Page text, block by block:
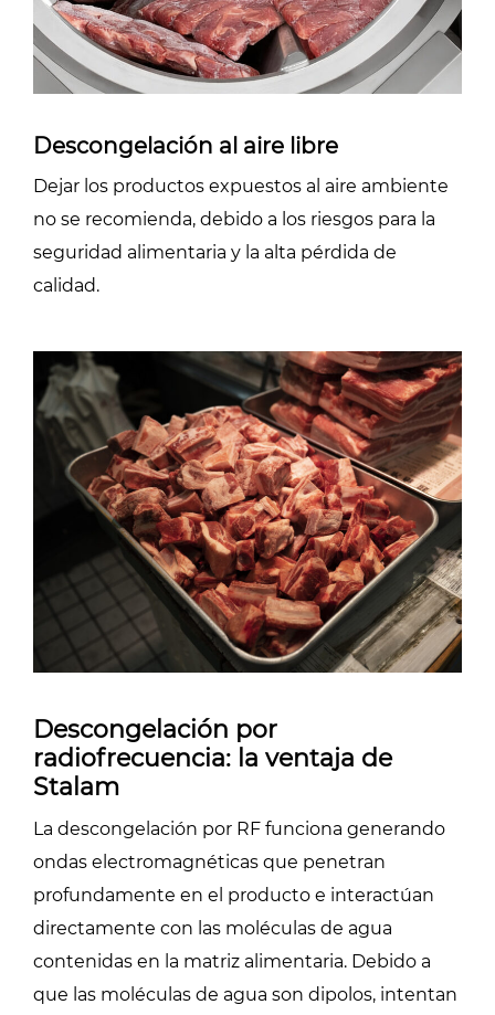
Descongelación al aire libre
Dejar los productos expuestos al aire ambiente
no se recomienda, debido a los riesgos para la
seguridad alimentaria y la alta pérdida de
calidad.
Descongelación por
radiofrecuencia: la ventaja de
Stalam
La descongelación por RF funciona generando
ondas electromagnéticas que penetran
profundamente en el producto e interactúan
directamente con las moléculas de agua
contenidas en la matriz alimentaria. Debido a
que las moléculas de agua son dipolos, intentan